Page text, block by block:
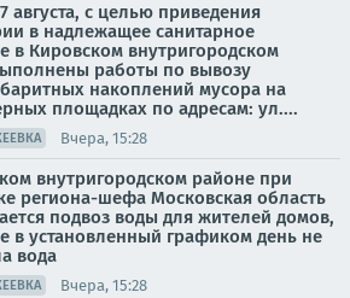
августа, с целью приведения
в надлежащее санитарное
в Кировском внутригородском
работы по вывозу
накоплений мусора на
площадках по адресам: ул....
Вчера, 15:28
внутригородском районе при
региона-шефа Московская область
подвоз воды для жителей домов,
в установленный графиком день не
вода
Вчера, 15:28